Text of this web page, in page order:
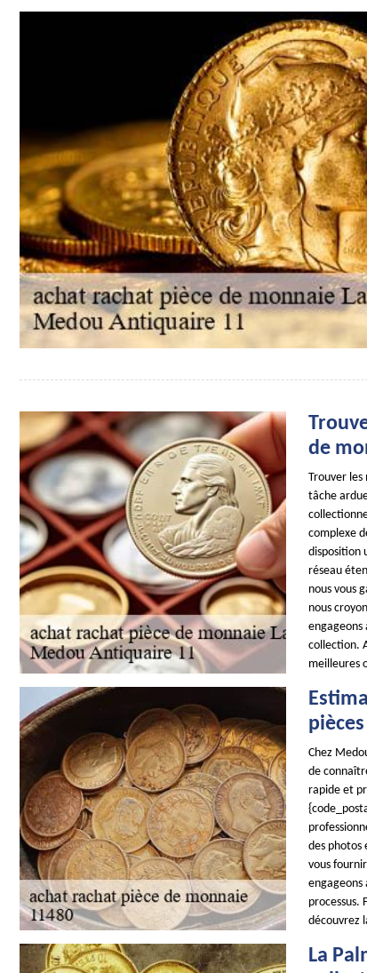
de
Trouver les
tâche
complexe
disposition
réseau
nous vous
nous
engageons
collection.
meilleures
Chez
de
rapide et
des photos
vous
engageons
processus.
découvrez
La